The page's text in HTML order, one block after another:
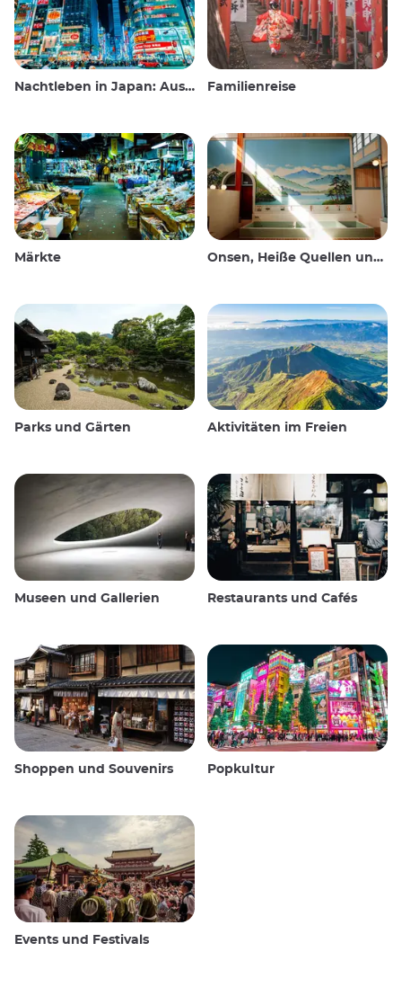
Nachtleben in Japan: Ausgehen, sehen und trinken Familienreise
Märkte Onsen, Heiße Quellen und öffentliche Bäder
Parks und Gärten Aktivitäten im Freien
Museen und Gallerien Restaurants und Cafés
Shoppen und Souvenirs Popkultur
Events und Festivals